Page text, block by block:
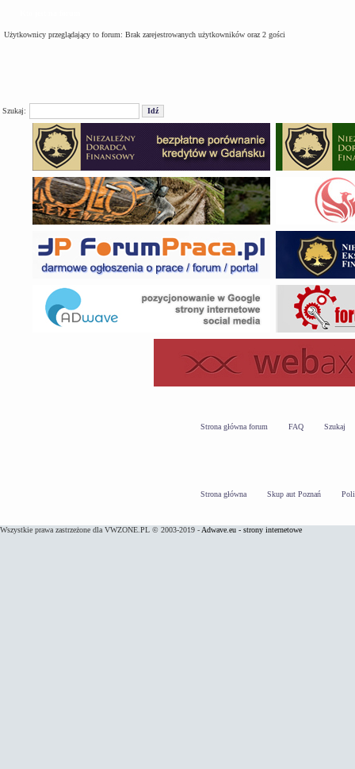
Użytkownicy przeglądający to forum: Brak zarejestrowanych użytkowników oraz 2 gości
Szukaj:
Strona główna forum FAQ Szukaj
Strona główna Skup aut Poznań
Wszystkie prawa zastrzeżone dla VWZONE.PL © 2003-2019 - Adwave.eu - strony internetowe